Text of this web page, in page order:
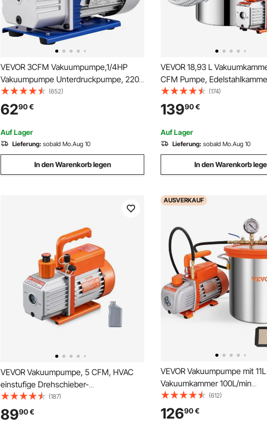
VEVOR 3CFM Vakuumpumpe,1/4HP
Vakuumpumpe Unterdruckpumpe, 220
V Unterdruckpumpe Vakuumgeräte
Pumpe, 50HZ Unterdruckpumpe
Vakuumgeräte Pumpe
(652)
6290€
Auf Lager
Lieferung: sobald Mo.Aug 10
In den Warenkorb legen
VEVOR 18,93 L
CFM Pumpe,
einstufiges Vakuumpumpen-
Entgasungskammerset, mit
Öl, 1,5 m Schlauch, Vacuum
zum Entgasen von Harz-
Epoxiden
(174)
13990€
Auf Lager
Lieferung: sobald Mo.Aug 10
In den Warenkorb
VEVOR Vakuumpumpe, 5 CFM, HVAC
einstufige Drehschieber-
Vakuumpumpe, für R134a R22 R410a
Systeme, Auto-AC-Vakuumpumpen-Kit
mit Ölflasche, für die Wartung von Auto-
(187)
8990€
AUSVERKAUF
VEVOR Vakuumpumpe mit 11L
Vakuumkammer 100L/min
Unterdruckpumpe 150W AC
1440U/min 5pa 250ml-
HVAC-Vakuumgeräte
(612)
12690€